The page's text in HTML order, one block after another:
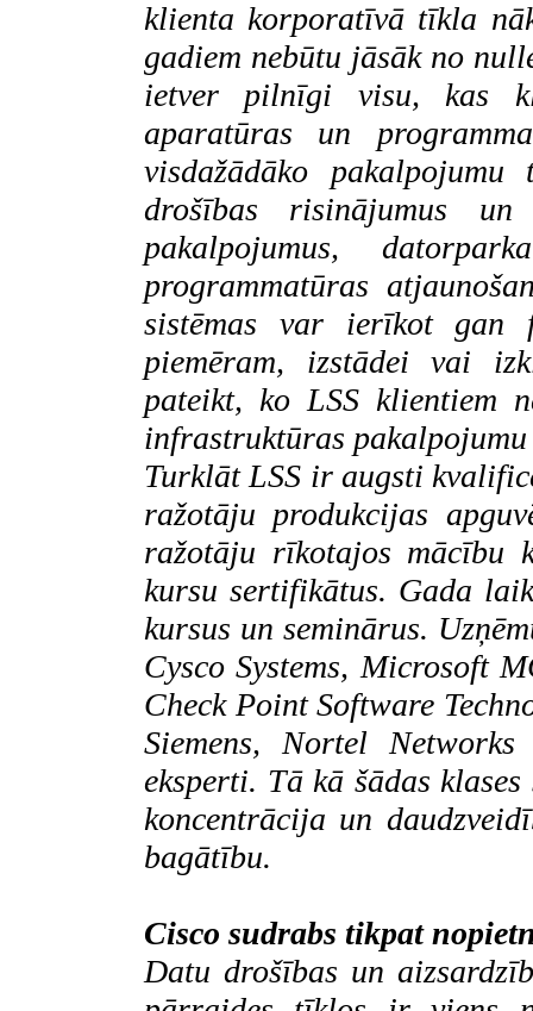
klienta korporatīvā tīkla
gadiem nebūtu jāsāk no
ietver pilnīgi visu, kas
aparatūras un
visdažādāko
drošības risinājumus un
pakalpojumus,
programmatūras
sistēmas var ierīkot gan
piemēram, izstādei vai
pateikt, ko LSS klientiem
infrastruktūras
Turklāt LSS ir augsti
ražotāju produkcijas
ražotāju rīkotajos mācību
kursu sertifikātus. Gada
kursus un seminārus.
Cysco Systems, Microsoft
Check Point Software
Siemens, Nortel Networks
eksperti. Tā kā šādas
koncentrācija un
bagātību.
Cisco sudrabs tikpat
Datu drošības un